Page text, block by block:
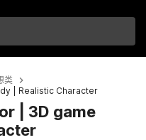
类
| Realistic Character
| 3D game